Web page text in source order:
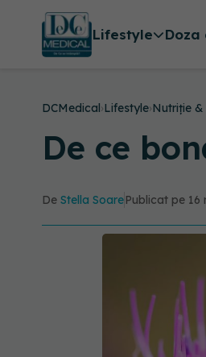
Lifestyle
DCMedical›Lifestyle›Nutriție &
De ce
De Stella SoarePublicat pe 16